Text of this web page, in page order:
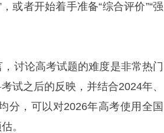
或者开始着手准备“综合评价”“强
讨论高考试题的难度是非常热门
试之后的反映，并结合2024年、
分，可以对2026年高考使用全国
。